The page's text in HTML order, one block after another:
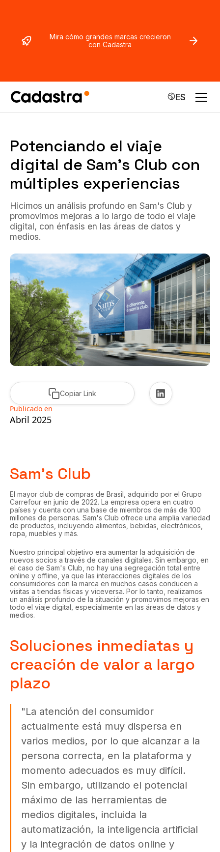
Mira cómo grandes marcas crecieron
con Cadastra
ES
Potenciando el viaje
digital de Sam's Club con
múltiples experiencias
Hicimos un análisis profundo en Sam's Club y
promovimos mejoras a lo largo de todo el viaje
digital, con énfasis en las áreas de datos y
medios.
Publicado en
Abril 2025
Copiar Link
Sam's Club
El mayor club de compras de Brasil, adquirido por el Grupo
Carrefour en junio de 2022. La empresa opera en cuatro
países y cuenta con una base de miembros de más de 100
millones de personas. Sam's Club ofrece una amplia variedad
de productos, incluyendo alimentos, bebidas, electrónicos,
ropa, muebles y más.
Nuestro principal objetivo era aumentar la adquisición de
nuevos socios a través de canales digitales. Sin embargo, en
el caso de Sam's Club, no hay una segregación total entre
online y offline, ya que las interacciones digitales de los
consumidores con la marca en muchos casos conducen a
visitas a tiendas físicas y viceversa. Por lo tanto, realizamos
un análisis profundo de la situación y promovimos mejoras en
todo el viaje digital, especialmente en las áreas de datos y
medios.
Soluciones inmediatas y
creación de valor a largo
plazo
"La atención del consumidor
actualmente está muy dispersa en
varios medios, por lo que alcanzar a la
persona correcta, en la plataforma y
momento adecuados es muy difícil.
Sin embargo, utilizando el potencial
máximo de las herramientas de
medios digitales, incluida la
automatización, la inteligencia artificial
y la integración de datos online y